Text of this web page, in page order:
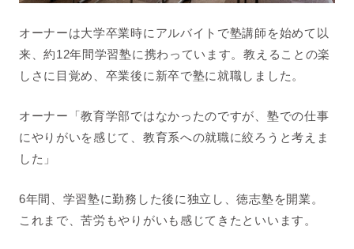
オーナーは大学卒業時にアルバイトで塾講師を始めて以
来、約12年間学習塾に携わっています。教えることの楽
しさに目覚め、卒業後に新卒で塾に就職しました。
オーナー「教育学部ではなかったのですが、塾での仕事
にやりがいを感じて、教育系への就職に絞ろうと考えま
した」
6年間、学習塾に勤務した後に独立し、徳志塾を開業。
これまで、苦労もやりがいも感じてきたといいます。